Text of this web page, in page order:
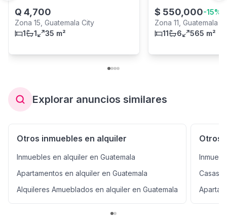
Q 4,700
Zona 15, Guatemala City
1
1 35 m²
$ 550,000-15%
Zona 11, Guatemala
11
6 565 m²
Explorar anuncios similares
Otros inmuebles en alquiler
Inmuebles en alquiler en Guatemala
Apartamentos en alquiler en Guatemala
Alquileres Amueblados en alquiler en Guatemala
Otros
Casas